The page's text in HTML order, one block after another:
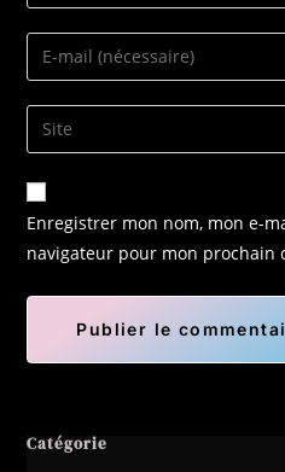
Enregistrer mon nom, mon e-
navigateur pour mon prochain
Catégorie